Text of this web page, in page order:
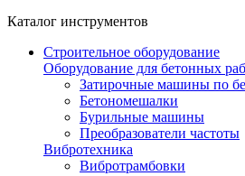
Каталог инструментов
Строительное оборудование
Оборудование для бетонных
Затирочные машины по
Бетономешалки
Бурильные машины
Преобразователи частоты
Вибротехника
Вибротрамбовки